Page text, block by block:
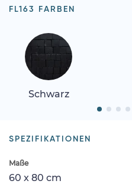
FL163 FARBEN
Schwarz
SPEZIFIKATIONEN
Maße
60 x 80 cm